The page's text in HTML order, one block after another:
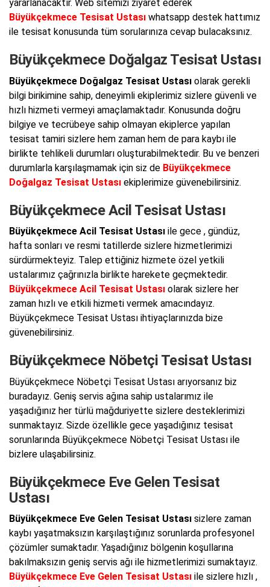
yararlanacaktır. Web sitemizi ziyaret ederek
Büyükçekmece Tesisat Ustası whatsapp destek hattımız
ile tesisat konusunda tüm sorularınıza cevap bulacaksınız.
Büyükçekmece Doğalgaz Tesisat Ustası
Büyükçekmece Doğalgaz Tesisat Ustası olarak gerekli
bilgi birikimine sahip, deneyimli ekiplerimiz sizlere güvenli ve
hızlı hizmeti vermeyi amaçlamaktadır. Konusunda doğru
bilgiye ve tecrübeye sahip olmayan ekiplerce yapılan
tesisat tamiri sizlere hem zaman hem de para kaybı ile
birlikte tehlikeli durumları oluşturabilmektedir. Bu ve benzeri
durumlarla karşılaşmamak için siz de Büyükçekmece
Doğalgaz Tesisat Ustası ekiplerimize güvenebilirsiniz.
Büyükçekmece Acil Tesisat Ustası
Büyükçekmece Acil Tesisat Ustası ile gece , gündüz,
hafta sonları ve resmi tatillerde sizlere hizmetlerimizi
sürdürmekteyiz. Talep ettiğiniz hizmete özel yetkili
ustalarımız çağrınızla birlikte harekete geçmektedir.
Büyükçekmece Acil Tesisat Ustası olarak sizlere her
zaman hızlı ve etkili hizmeti vermek amacındayız.
Büyükçekmece Tesisat Ustası ihtiyaçlarınızda bize
güvenebilirsiniz.
Büyükçekmece Nöbetçi Tesisat Ustası
Büyükçekmece Nöbetçi Tesisat Ustası arıyorsanız biz
buradayız. Geniş servis ağına sahip ustalarımız ile
yaşadığınız her türlü mağduriyette sizlere desteklerimizi
sunmaktayız. Sizde özellikle gece yaşadığınız tesisat
sorunlarında Büyükçekmece Nöbetçi Tesisat Ustası ile
bizlere ulaşabilirsiniz.
Büyükçekmece Eve Gelen Tesisat
Ustası
Büyükçekmece Eve Gelen Tesisat Ustası sizlere zaman
kaybı yaşatmaksızın karşılaştığınız sorunlarda profesyonel
çözümler sumaktadır. Yaşadığınız bölgenin koşullarına
bakılmaksızın geniş servis ağı ile hizmetlerimizi sumaktayız.
Büyükçekmece Eve Gelen Tesisat Ustası ile sizlere hızlı ,